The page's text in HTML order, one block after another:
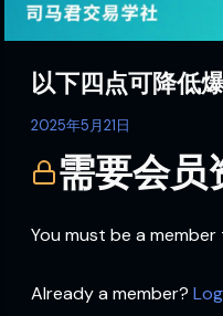
以下四点可降低
2025年5月21日
需要会员
You must be a
Already a member?
仓
风
险！